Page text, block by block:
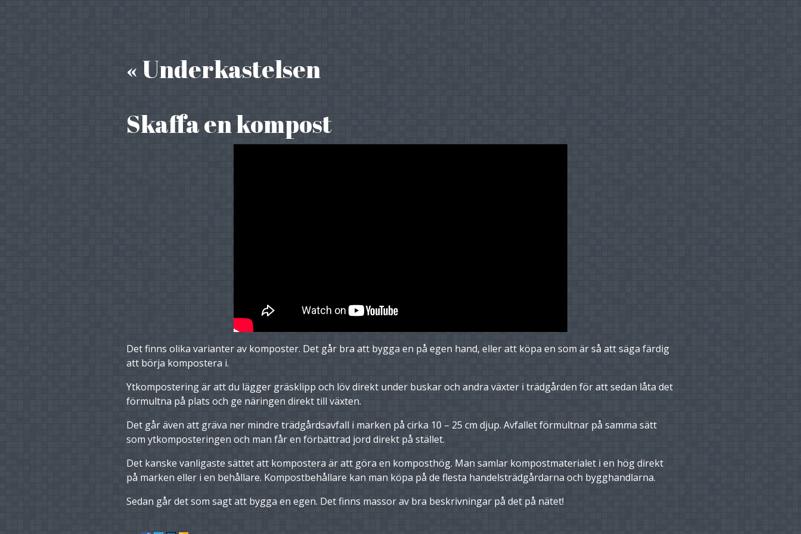
« Underkastelsen
Skaffa en kompost
Det finns olika varianter av komposter. Det går bra att bygga en på egen hand, eller att köpa en som är så att säga färdig
att börja kompostera i.
Ytkompostering är att du lägger gräsklipp och löv direkt under buskar och andra växter i trädgården för att sedan låta det
förmultna på plats och ge näringen direkt till växten.
Det går även att gräva ner mindre trädgårdsavfall i marken på cirka 10 – 25 cm djup. Avfallet förmultnar på samma sätt
som ytkomposteringen och man får en förbättrad jord direkt på stället.
Det kanske vanligaste sättet att kompostera är att göra en komposthög. Man samlar kompostmaterialet i en hög direkt
på marken eller i en behållare. Kompostbehållare kan man köpa på de flesta handelsträdgårdarna och bygghandlarna.
Sedan går det som sagt att bygga en egen. Det finns massor av bra beskrivningar på det på nätet!